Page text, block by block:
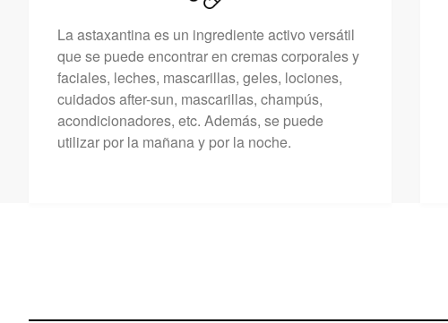
La astaxantina es un ingrediente activo versátil
que se puede encontrar en cremas corporales y
faciales, leches, mascarillas, geles, lociones,
cuidados after-sun, mascarillas, champús,
acondicionadores, etc. Además, se puede
utilizar por la mañana y por la noche.